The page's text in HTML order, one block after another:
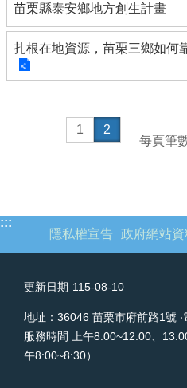
公
佈
欄
業
府
訊
開
苗栗縣泰安鄉地方創生計畫
扎根在地資源，苗栗三鄉如何
1
2
每頁筆
:::
隱私權宣告
政府網站資
更新日期 115-08-10
地址：36046 苗栗市府前路1號
服務時間 上午8:00~12:00、
午8:00~8:30）